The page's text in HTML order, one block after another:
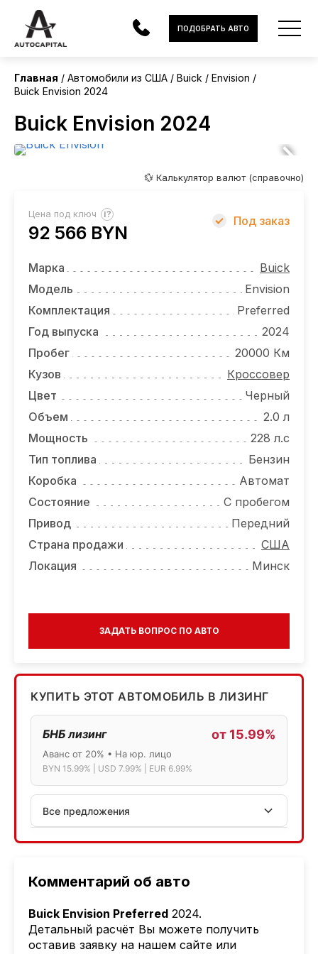
АВТОМОБИЛИ
ЭЛЕКТРОМОБИЛИ
УСЛУГИ
НОВОСТИ
ОТЗЫВЫ
ВАКАНСИИ
О КОМПАНИИ
КОНТАКТЫ
ПОДОБРАТЬ АВТО
Главная Автомобили из США Buick
Envision
Buick Envision 2024
Buick Envision 2024
Комментарий об авто
Buick Envision Preferred 2024.
Детальный расчёт Вы можете получить
оставив заявку на нашем сайте или
💱 Калькулятор валют (справочно)
Цена под ключ ?
92 566 BYN
Под заказ
Марка
Buick
Модель
Envision
Комплектация
Preferred
Год выпуска
2024
Пробег
20000 Км
Кузов
Кроссовер
Цвет
Черный
Объем
2.0 л
Мощность
228 л.с
Тип топлива
Бензин
Коробка
Автомат
Состояние
С пробегом
Привод
Передний
Страна продажи
США
Локация
Минск
ЗАДАТЬ ВОПРОС ПО АВТО
КУПИТЬ ЭТОТ АВТОМОБИЛЬ В ЛИЗИНГ
БНБ лизинг от 15.99%
Аванс от 20% • На юр. лицо
BYN 15.99% | USD 7.99% | EUR 6.99%
Все предложения
АСБ лизинг
Лизинг: BYN 17% | USD 7.99% | EUR 6.99%
Также доступен кредит "Проще простого" 18.9%